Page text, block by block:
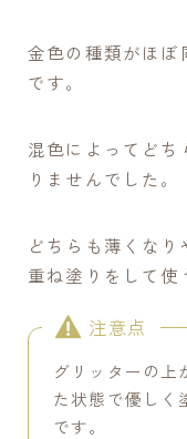
金色の種類がほぼ
です。
混色によってどち
りませんでした。
どちらも薄くなり
重ね塗りをして使
注意点
グリッターの上
た状態で優しく
です。